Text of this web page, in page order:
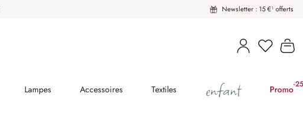
Newsletter : 15 €¹ offerts
Vous
Lampes Accessoires Textiles enfant Promo-